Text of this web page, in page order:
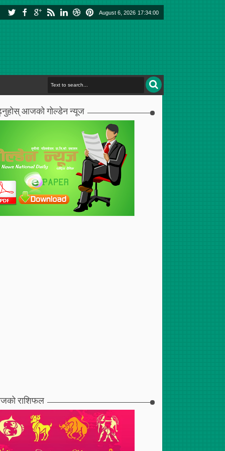
August 6, 2026 17:34:01
आजको गोल्डेन न्यूज
राशिफल